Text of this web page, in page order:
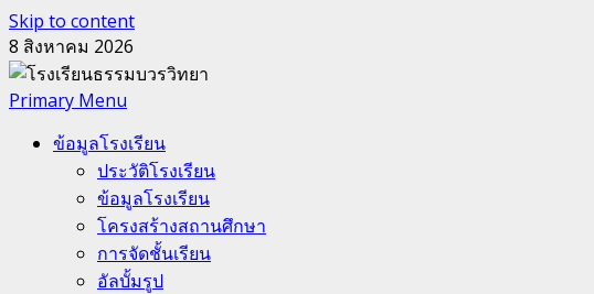
Skip to content
8 สิงหาคม 2026
Primary Menu
ข้อมูลโรงเรียน
ประวัติโรงเรียน
ข้อมูลโรงเรียน
โครงสร้างสถานศึกษา
การจัดชั้นเรียน
อัลบั้มรูป